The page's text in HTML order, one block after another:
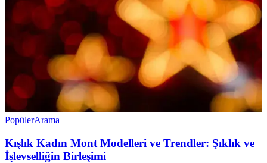
PopülerArama
Kışlık Kadın Mont Modelleri ve Trendler: Şıklık ve
İşlevselliğin Birleşimi